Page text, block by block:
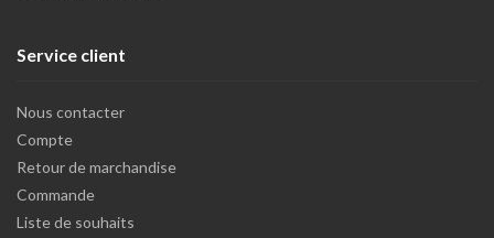
Service client
Nous contacter
Compte
Retour de marchandise
Commande
Liste de souhaits